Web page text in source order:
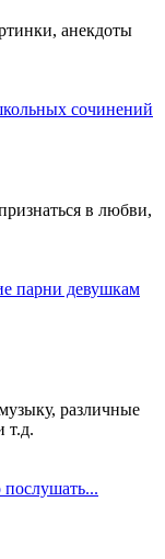
анекдоты
сочинений
в любви,
парни девушкам
различные
т.д.
послушать...